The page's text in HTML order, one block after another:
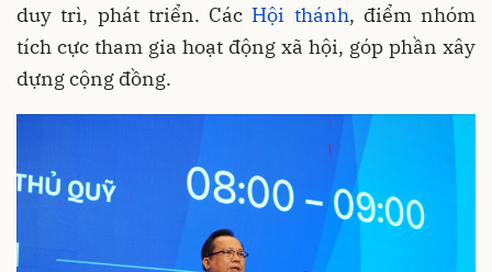
duy trì, phát triển. Các Hội thánh, điểm nhóm
tích cực tham gia hoạt động xã hội, góp phần xây
dựng cộng đồng.